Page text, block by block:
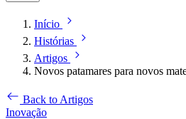
Início
Histórias
Artigos
Novos patamares para novos
Back to Artigos
Inovação